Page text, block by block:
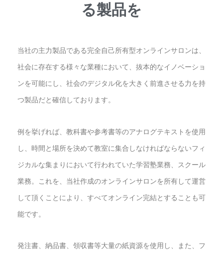
る製品を
当社の主力製品である完全自己所有型オンラインサロンは、
社会に存在する様々な業種において、抜本的なイノベーショ
ンを可能にし、社会のデジタル化を大きく前進させる力を持
つ製品だと確信しております。
例を挙げれば、教科書や参考書等のアナログテキストを使用
し、時間と場所を決めて教室に集合しなければならないフィ
ジカルな集まりにおいて行われていた学習塾業務、スクール
業務。これを、当社作成のオンラインサロンを所有して運営
して頂くことにより、すべてオンライン完結とすることも可
能です。
発注書、納品書、領収書等大量の紙資源を使用し、また、フ